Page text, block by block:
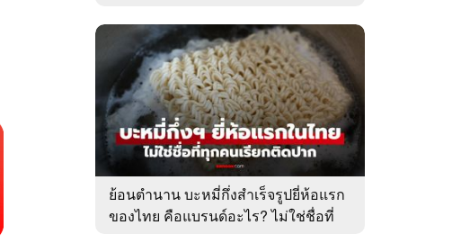
ย้อนตำนาน บะหมี่กึ่งสำเร็จรูปยี่ห้อแรก
ของไทย คือแบรนด์อะไร? ไม่ใช่ชื่อที่